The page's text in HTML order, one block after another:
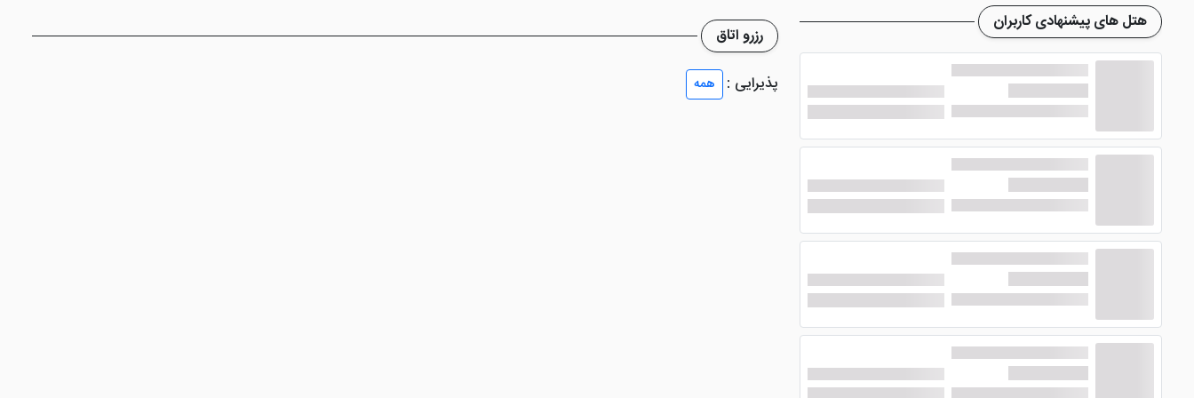
سیستم سرمایشی و گرمایشی
تلویزیون صفحه تخت
حمام با سشوار
ملزومات بهداشتی
تلفن و آباژور
دستگاه چای ساز
دستگاه چای ساز و قهوه ساز
دمپایی، پتو و بالش
اینترنت رایگان
رزرو اتاق
پذیرایی :
همه
هتل های پیشنهادی کاربران